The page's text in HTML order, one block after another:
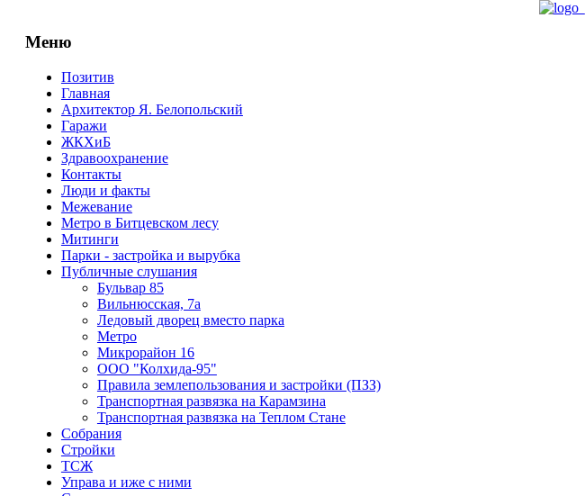
Меню
Позитив
Главная
Архитектор Я. Белопольский
Гаражи
ЖКХиБ
Здравоохранение
Контакты
Люди и факты
Межевание
Метро в Битцевском лесу
Митинги
Парки - застройка и вырубка
Публичные слушания
Бульвар 85
Вильнюсская, 7а
Ледовый дворец вместо парка
Метро
Микрорайон 16
ООО "Колхида-95"
Правила землепользования и застройки (ПЗЗ)
Транспортная развязка на Карамзина
Транспортная развязка на Теплом Стане
Собрания
Стройки
ТСЖ
Управа и иже с ними